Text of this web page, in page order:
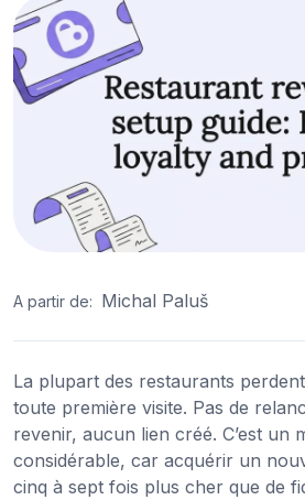
A partir de: Michal Paluš
La plupart des restaurants
toute première visite. Pas de
revenir, aucun lien créé. C’est un
considérable, car acquérir un
cinq à sept fois plus cher que de